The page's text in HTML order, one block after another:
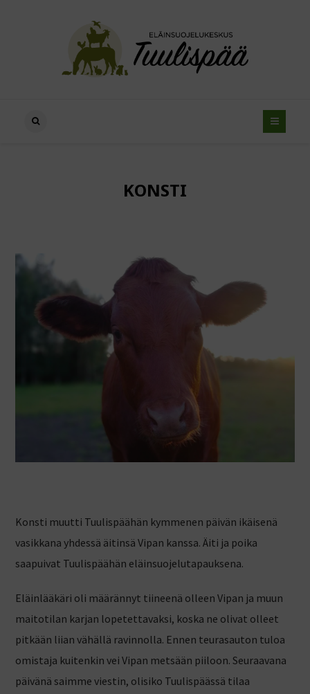
KONSTI
Konsti muutti Tuulispäähän kymmenen päivän ikäisenä
vasikkana yhdessä äitinsä Vipan kanssa. Äiti ja poika
saapuivat Tuulispäähän eläinsuojelutapauksena.
Eläinlääkäri oli määrännyt tiineenä olleen Vipan ja muun
maitotilan karjan lopetettavaksi, koska ne olivat olleet
pitkään liian vähällä ravinnolla. Ennen teurasauton tuloa
omistaja kuitenkin vei Vipan metsään piiloon. Seuraavana
päivänä saimme viestin, olisiko Tuulispäässä tilaa